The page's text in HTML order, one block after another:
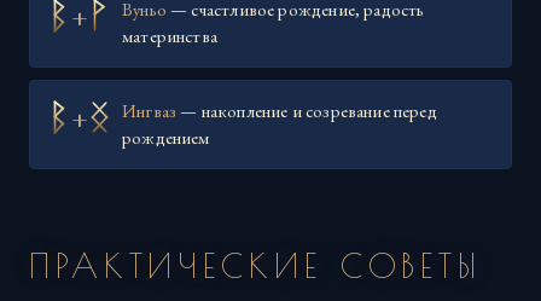
+ Вуньо — счастливое рождение, радость
материнства
+ Ингваз — накопление и созревание перед
рождением
ПРАКТИЧЕСКИЕ СОВЕТЫ